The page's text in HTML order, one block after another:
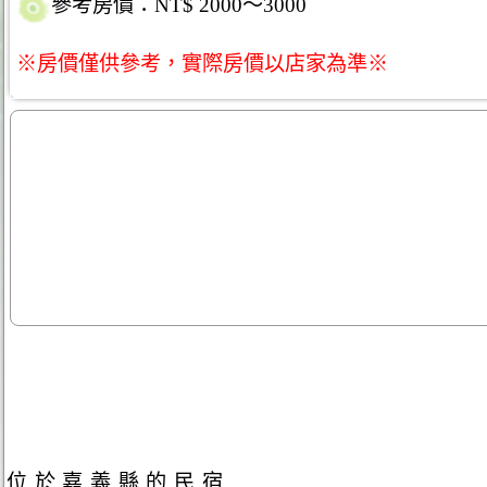
參考房價：NT$ 2000～3000
※房價僅供參考，實際房價以店家為準※
位於嘉義縣的民宿